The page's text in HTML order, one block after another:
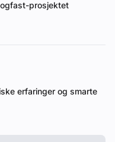
prosjektet
erfaringer og smarte